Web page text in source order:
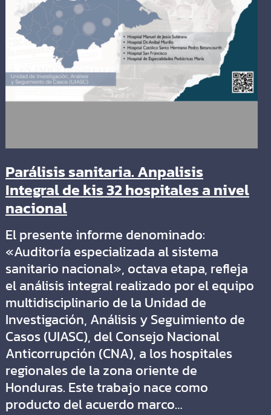
Parálisis sanitaria. Anpalisis
Integral de kis 32 hospitales a nivel
nacional
El presente informe denominado:
«Auditoría especializada al sistema
sanitario nacional», octava etapa, refleja
el análisis integral realizado por el equipo
multidisciplinario de la Unidad de
Investigación, Análisis y Seguimiento de
Casos (UIASC), del Consejo Nacional
Anticorrupción (CNA), a los hospitales
regionales de la zona oriente de
Honduras. Este trabajo nace como
producto del acuerdo marco…